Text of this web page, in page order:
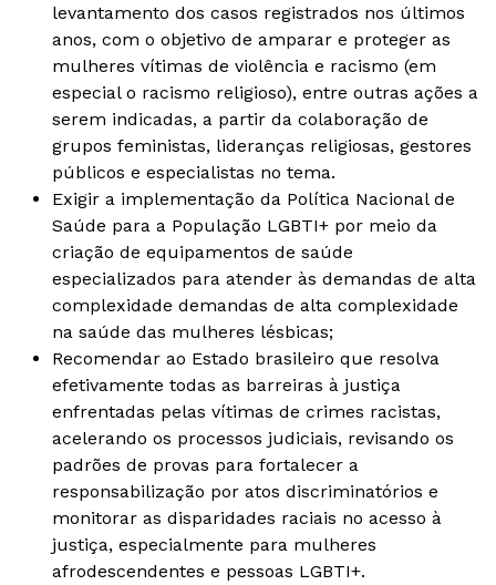
levantamento dos casos registrados nos últimos
anos, com o objetivo de amparar e proteger as
mulheres vítimas de violência e racismo (em
especial o racismo religioso), entre outras ações a
serem indicadas, a partir da colaboração de
grupos feministas, lideranças religiosas, gestores
públicos e especialistas no tema.
Exigir a implementação da Política Nacional de
Saúde para a População LGBTI+ por meio da
criação de equipamentos de saúde
especializados para atender às demandas de alta
complexidade demandas de alta complexidade
na saúde das mulheres lésbicas;
Recomendar ao Estado brasileiro que resolva
efetivamente todas as barreiras à justiça
enfrentadas pelas vítimas de crimes racistas,
acelerando os processos judiciais, revisando os
padrões de provas para fortalecer a
responsabilização por atos discriminatórios e
monitorar as disparidades raciais no acesso à
justiça, especialmente para mulheres
afrodescendentes e pessoas LGBTI+.